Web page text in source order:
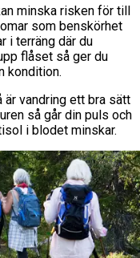
minska risken för till
som benskörhet
i terräng där du
flåset så ger du
kondition.
vandring ett bra sätt
så går din puls och
i blodet minskar.